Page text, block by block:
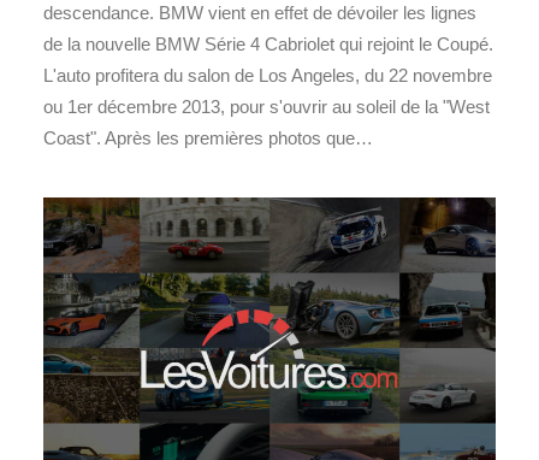
descendance. BMW vient en effet de dévoiler les lignes
de la nouvelle BMW Série 4 Cabriolet qui rejoint le Coupé.
L'auto profitera du salon de Los Angeles, du 22 novembre
ou 1er décembre 2013, pour s'ouvrir au soleil de la "West
Coast". Après les premières photos que…